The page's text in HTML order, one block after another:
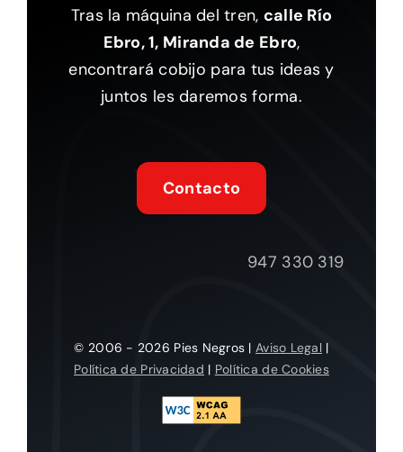
Tras la máquina del tren, calle Río
Ebro, 1, Miranda de Ebro,
encontrará cobijo para tus ideas y
juntos les daremos forma.
Contacto
947 330 319
© 2006 - 2026 Pies Negros |Aviso Legal |
Política de Privacidad | Política de Cookies